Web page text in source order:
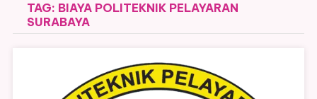
TAG: BIAYA POLITEKNIK PELAYARAN
SURABAYA